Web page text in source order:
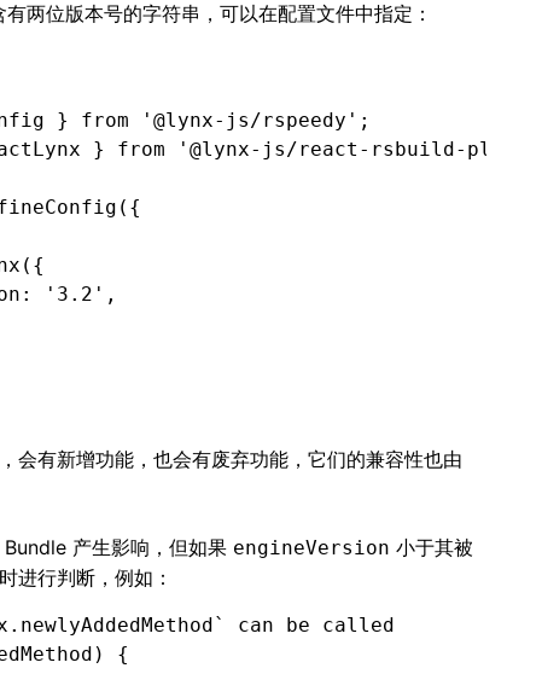
有两位版本号的字符串，可以在配置文件中指定：
} from '@lynx-js/rspeedy' ;
} from '@lynx-js/react-rsbuild-plugin'
({
({
: '3.2' ,
会有新增功能，也会有废弃功能，它们的兼容性也由
产生影响，但如果 engineVersion 小于其被
进行判断，例如：
can be called
{